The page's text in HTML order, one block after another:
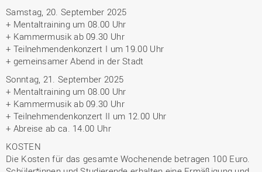
Samstag, 20. September 2025
+ Mentaltraining um 08.00 Uhr
+ Kammermusik ab 09.30 Uhr
+ Teilnehmendenkonzert I um 19.00 Uhr
+ gemeinsamer Abend in der Stadt
Sonntag, 21. September 2025
+ Mentaltraining um 08.00 Uhr
+ Kammermusik ab 09.30 Uhr
+ Teilnehmendenkonzert II um 12.00 Uhr
+ Abreise ab ca. 14.00 Uhr
KOSTEN
Die Kosten für das gesamte Wochenende betragen 100 Euro.